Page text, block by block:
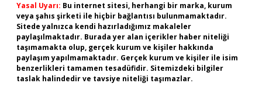
Yasal Uyarı: Bu internet sitesi, herhangi bir marka, kurum
veya şahıs şirketi ile hiçbir bağlantısı bulunmamaktadır.
Sitede yalnızca kendi hazırladığımız makaleler
paylaşılmaktadır. Burada yer alan içerikler haber niteliği
taşımamakta olup, gerçek kurum ve kişiler hakkında
paylaşım yapılmamaktadır. Gerçek kurum ve kişiler ile isim
benzerlikleri tamamen tesadüfidir. Sitemizdeki bilgiler
taslak halindedir ve tavsiye niteliği taşımazlar.